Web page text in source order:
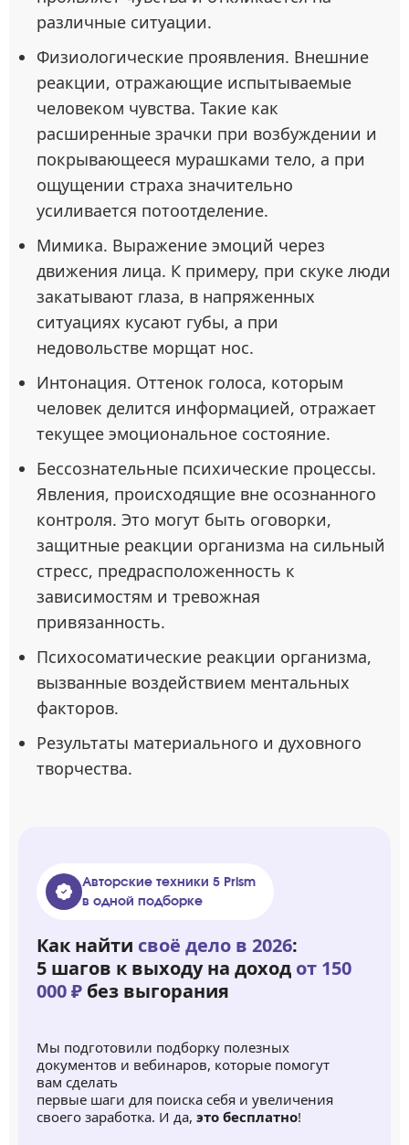
различные ситуации.
Физиологические проявления. Внешние
реакции, отражающие испытываемые
человеком чувства. Такие как
расширенные зрачки при возбуждении и
покрывающееся мурашками тело, а при
ощущении страха значительно
усиливается потоотделение.
Мимика. Выражение эмоций через
движения лица. К примеру, при скуке люди
закатывают глаза, в напряженных
ситуациях кусают губы, а при
недовольстве морщат нос.
Интонация. Оттенок голоса, которым
человек делится информацией, отражает
текущее эмоциональное состояние.
Бессознательные психические процессы.
Явления, происходящие вне осознанного
контроля. Это могут быть оговорки,
защитные реакции организма на сильный
стресс, предрасположенность к
зависимостям и тревожная
привязанность.
Психосоматические реакции организма,
вызванные воздействием ментальных
факторов.
Результаты материального и духовного
творчества.
Авторские техники 5 Prism
в одной подборке
Как найти своё дело в 2026:
5 шагов к выходу на доход от 150
000 ₽ без выгорания
Мы подготовили подборку полезных
документов и вебинаров, которые помогут
вам сделать
первые шаги для поиска себя и увеличения
своего заработка. И да, это бесплатно!